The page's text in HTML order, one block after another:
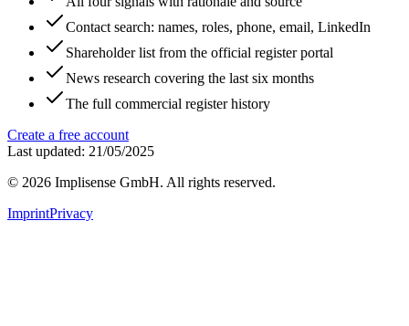
Contact search: names, roles, phone, email, LinkedIn
Shareholder list from the official register portal
News research covering the last six months
The full commercial register history
Create a free account
Last updated: 21/05/2025
© 2026 Implisense GmbH. All rights reserved.
ImprintPrivacy